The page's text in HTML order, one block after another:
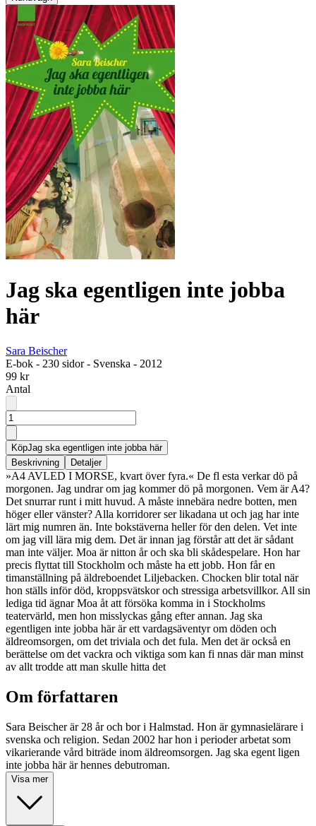
Jag ska egentligen inte jobba
här
Sara Beischer
E-bok - 230 sidor- Svenska - 2012
99 kr
Antal
KöpJag ska egentligen inte jobba här
Beskrivning
Detaljer
»A4 AVLED I MORSE, kvart över fyra.« De fl esta verkar dö på
morgonen. Jag undrar om jag kommer dö på morgonen. Vem är A4?
Det snurrar runt i mitt huvud. A måste innebära nedre botten, men
höger eller vänster? Alla korridorer ser likadana ut och jag har inte
lärt mig numren än. Inte bokstäverna heller för den delen. Vet inte
om jag vill lära mig dem. Det är innan jag förstår att det är sådant
man inte väljer. Moa är nitton år och ska bli skådespelare. Hon har
precis flyttat till Stockholm och måste ha ett jobb. Hon får en
timanställning på äldreboendet Liljebacken. Chocken blir total när
hon ställs inför död, kroppsvätskor och stressiga arbetsvillkor. All sin
lediga tid ägnar Moa åt att försöka komma in i Stockholms
teatervärld, men hon misslyckas gång efter annan. Jag ska
egentligen inte jobba här är ett vardagsäventyr om döden och
äldreomsorgen, om det triviala och det fula. Men det är också en
berättelse om det vackra och viktiga som kan fi nnas där man minst
av allt trodde att man skulle hitta det
Om författaren
Sara Beischer är 28 år och bor i Halmstad. Hon är gymnasielärare i
svenska och religion. Sedan 2002 har hon i perioder arbetat som
vikarierande vård biträde inom äldreomsorgen. Jag ska egent ligen
inte jobba här är hennes debutroman.
Visa mer